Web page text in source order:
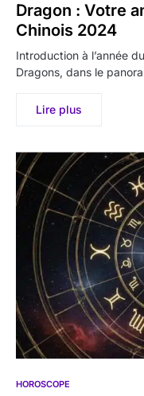
Dragon : Votre
Chinois 2024
Introduction à l’année
Dragons, dans le
Lire plus
HOROSCOPE